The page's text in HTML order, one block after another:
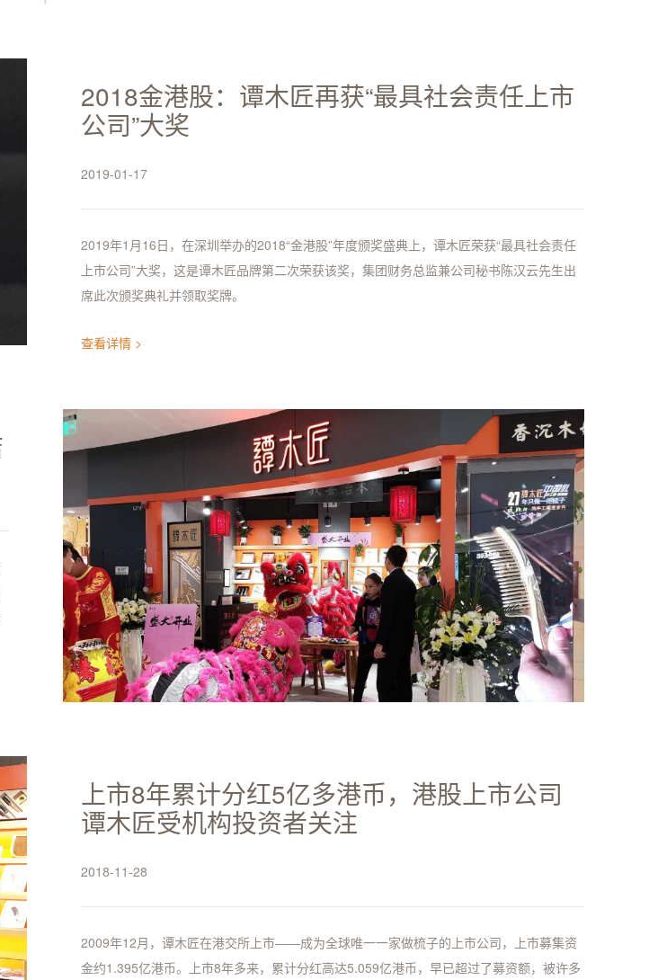
2018金港股：谭木匠再获“最具社会责任上市
公司”大奖
2019-01-17
2019年1月16日，在深圳举办的2018“金港股”年度颁奖盛典上，谭木匠荣获“最具社会责任
上市公司”大奖，这是谭木匠品牌第二次荣获该奖，集团财务总监兼公司秘书陈汉云先生出
席此次颁奖典礼并领取奖牌。
查看详情 >
上市8年累计分红5亿多港币，港股上市公司
谭木匠受机构投资者关注
2018-11-28
2009年12月，谭木匠在港交所上市——成为全球唯一一家做梳子的上市公司，上市募集资
金约1.395亿港币。上市8年多来，累计分红高达5.059亿港币，早已超过了募资额，被许多